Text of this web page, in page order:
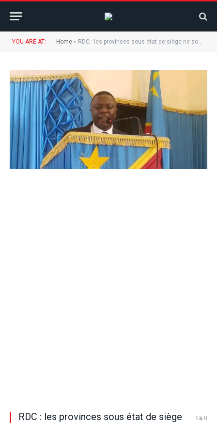
YOU ARE AT: Home » RDC : les provinces sous état de siège ne sont pas concernés par l’opération de l’enrôlement qui sera lancée en décembre prochain.
RDC : les provinces sous état de siège
0